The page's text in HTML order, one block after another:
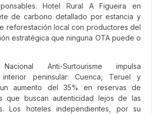
Hotel Rural A Figueira en
de carbono detallado por estancia y
reforestación local con productores del
estratégica que ninguna OTA puede o
Anti-Surtourisme impulsa
peninsular: Cuenca, Teruel y
aumento del 35% en reservas de
que buscan autenticidad lejos de las
Los hoteles independientes, por su